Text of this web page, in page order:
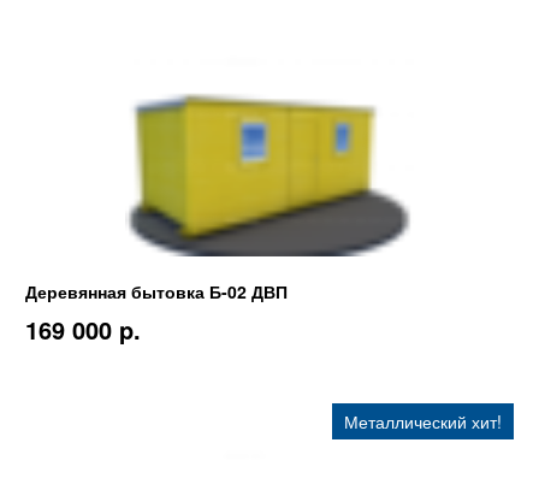
Деревянная бытовка Б-02 ДВП
169 000 p.
Металлический хит!